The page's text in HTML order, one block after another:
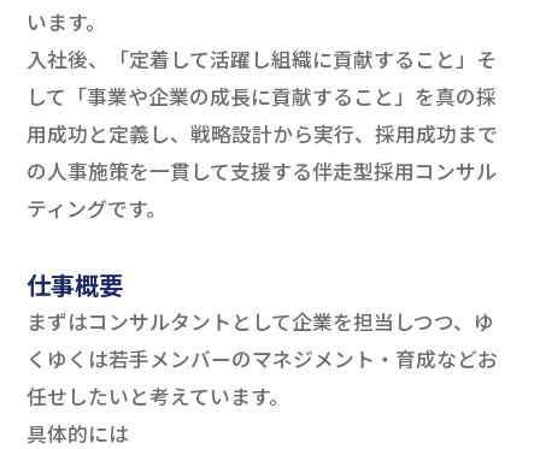
います。
入社後、「定着して活躍し組織に貢献すること」そ
して「事業や企業の成長に貢献すること」を真の採
用成功と定義し、戦略設計から実行、採用成功まで
の人事施策を一貫して支援する伴走型採用コンサル
ティングです。
仕事概要
まずはコンサルタントとして企業を担当しつつ、ゆ
くゆくは若手メンバーのマネジメント・育成などお
任せしたいと考えています。
具体的には